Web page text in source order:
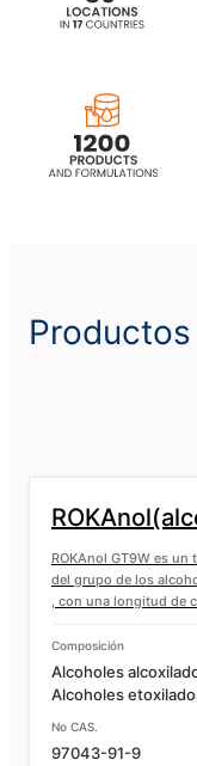
ROKAnol GT9W es
del grupo de los
, con una longitud de
Composición
Alcoholes
Alcoholes
No CAS.
97043-91-9